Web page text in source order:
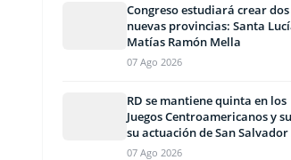
Congreso estudiará crear dos
nuevas provincias: Santa
Matías Ramón Mella
07 Ago 2026
RD se mantiene quinta en los
Juegos Centroamericanos y
su actuación de San Salvador
07 Ago 2026